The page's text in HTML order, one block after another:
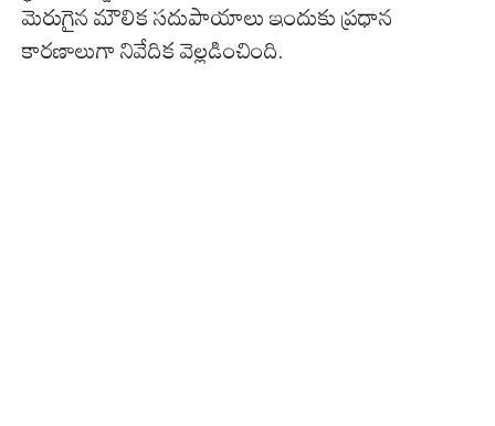
మెరుగైన మౌలిక సదుపాయాలు ఇందుకు ప్రధాన
కారణాలుగా నివేదిక వెల్లడించింది.